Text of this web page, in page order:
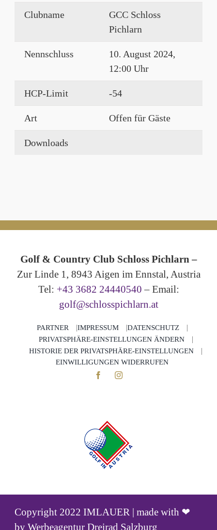
Clubname
GCC Schloss
Pichlarn
Nennschluss
10. August 2024,
12:00 Uhr
HCP-Limit -54
Art Offen für Gäste
Downloads
Golf & Country Club Schloss Pichlarn –
Zur Linde 1, 8943 Aigen im Ennstal, Austria
Tel: +43 3682 24440540 – Email:
golf@schlosspichlarn.at
PARTNER IMPRESSUM
DATENSCHUTZ
PRIVATSPHÄRE-EINSTELLUNGEN ÄNDERN
HISTORIE DER PRIVATSPHÄRE-EINSTELLUNGEN
EINWILLIGUNGEN WIDERRUFEN
Copyright 2022 IMLAUER | made with ❤
by Werbeagentur Dreirad Salzburg